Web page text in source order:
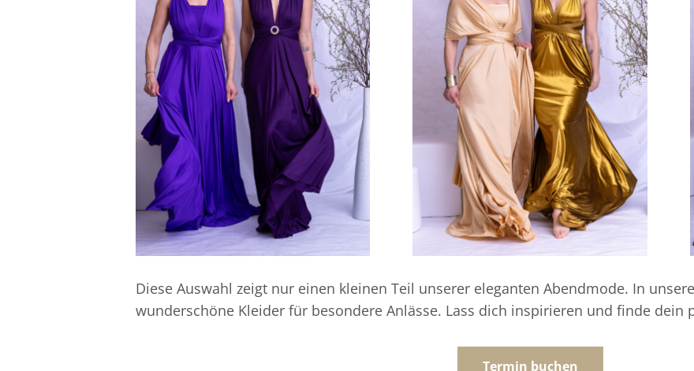
Diese Auswahl zeigt nur einen kleinen Teil unserer eleganten Abendmode. In
wunderschöne Kleider für besondere Anlässe. Lass dich inspirieren und finde dein
Termin buchen